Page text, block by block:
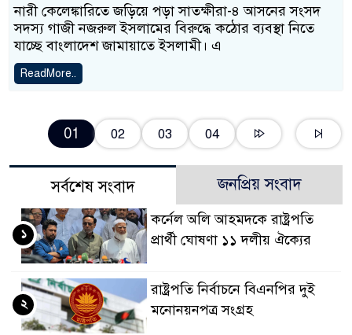
নারী কেলেঙ্কারিতে জড়িয়ে পড়া সাতক্ষীরা-৪ আসনের সংসদ
সদস্য গাজী নজরুল ইসলামের বিরুদ্ধে কঠোর ব্যবস্থা নিতে
যাচ্ছে বাংলাদেশ জামায়াতে ইসলামী। এ
ReadMore..
01 02 03 04
সর্বশেষ সংবাদ জনপ্রিয় সংবাদ
কর্নেল অলি আহমদকে রাষ্ট্রপতি
প্রার্থী ঘোষণা ১১ দলীয় ঐক্যের
১
রাষ্ট্রপতি নির্বাচনে বিএনপির দুই
মনোনয়নপত্র সংগ্রহ
২